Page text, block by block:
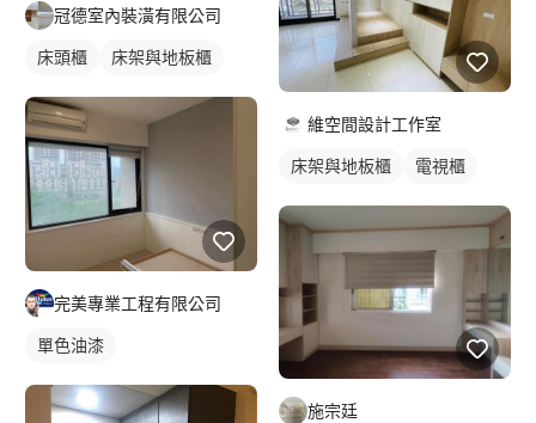
冠德室內裝潢有限公司
床頭櫃 床架與地板櫃
完美專業工程有限公司
單色油漆
維空間設計工作室
床架與地板櫃 電視櫃
施宗廷